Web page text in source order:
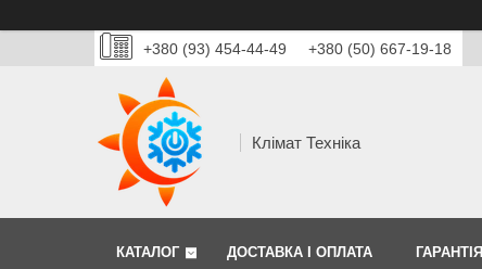
+380 (93) 454-44-49 +380 (50) 667-19-18
Клімат Техніка
КАТАЛОГ ДОСТАВКА І ОПЛАТА ГАРАНТІЯ